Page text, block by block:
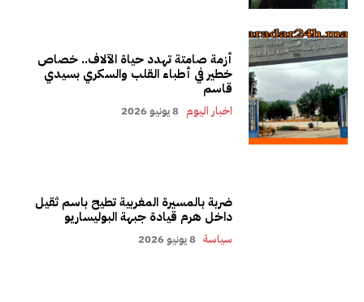
أزمة صامتة تهدد حياة الآلاف.. خصاص
خطير في أطباء القلب والسكري بسيدي
قاسم
اخبار اليوم 8 يونيو 2026
ضربة بالمسيرة المغربية تطيح باسم ثقيل
داخل هرم قيادة جبهة البوليساريو
سياسة 8 يونيو 2026